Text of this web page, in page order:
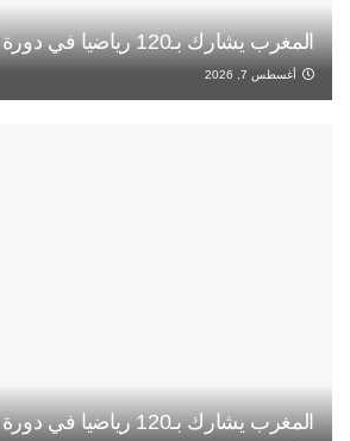
المغرب يشارك بـ120 رياضيا في دورة تارانتو 2026
أغسطس 7, 2026
المغرب يشارك بـ120 رياضيا في دورة تارانتو 2026